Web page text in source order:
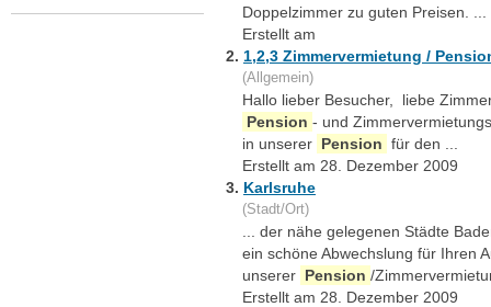
Doppelzimmer zu guten Preisen. ...
Erstellt am
2. 1,2,3 Zimmervermietung /
(Allgemein)
Hallo lieber Besucher, liebe
Pension - und
in unserer Pension für den ...
Erstellt am 28. Dezember 2009
3. Karlsruhe
(Stadt/Ort)
... der nähe gelegenen Städte
ein schöne Abwechslung für Ihren
unserer Pension /
Erstellt am 28. Dezember 2009